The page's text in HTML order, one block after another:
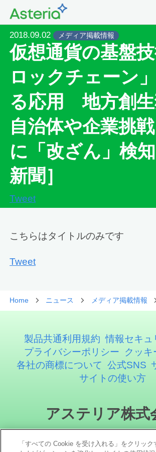
2018.09.02 メディア掲載情報
仮想通貨の基盤
ロックチェーン
る応用 地方創生
自治体や企業挑
に「改ざん」検
新聞］
Tweet
こちらはタイトルのみです
Tweet
Home ニュース メディア掲載情報
製品共通利用規約 情報セキュ
プライバシーポリシー
クッキ
各社の商標について 公式SNS
サイトの使い方
アステリア株式
「すべての Cookie を受け入れる」をクリック